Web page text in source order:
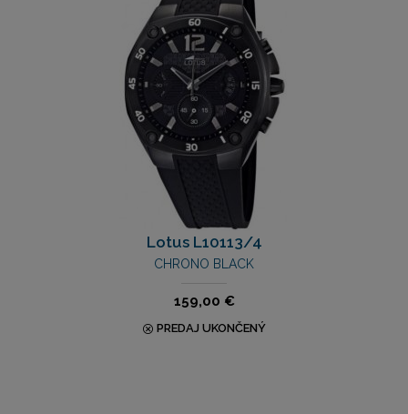
Lotus L10113/4
CHRONO BLACK
159,00 €
PREDAJ UKONČENÝ